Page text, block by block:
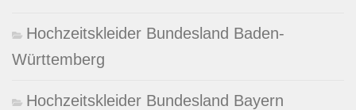
Hochzeitskleider Bundesland Baden-
Württemberg
Hochzeitskleider Bundesland Bayern